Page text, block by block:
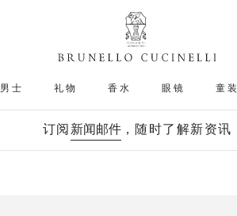
男士 礼物 香水 眼镜 童装
订阅 新闻邮件，随时了解新资讯